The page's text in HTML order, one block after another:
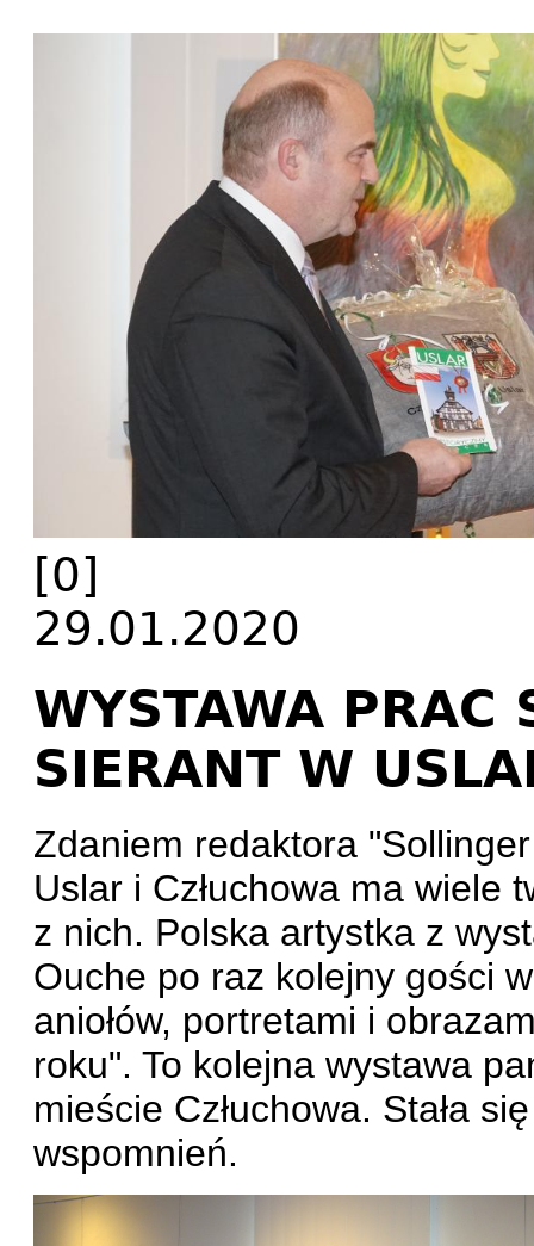
[0]
29.01.2020
WYSTAWA PRAC
SIERANT W
Zdaniem redaktora
Uslar i Człuchowa ma wiele
z nich. Polska artystka z
Ouche po raz kolejny gości
aniołów, portretami i
roku". To kolejna wystawa
mieście Człuchowa. Stała
wspomnień.